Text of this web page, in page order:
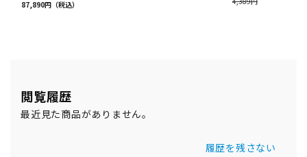
閲覧履歴
最近見た商品がありません。
履歴を残さない